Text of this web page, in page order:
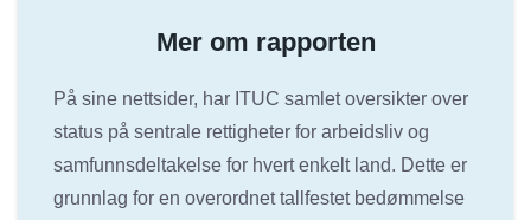
Mer om rapporten
På sine nettsider, har ITUC samlet oversikter over
status på sentrale rettigheter for arbeidsliv og
samfunnsdeltakelse for hvert enkelt land. Dette er
grunnlag for en overordnet tallfestet bedømmelse